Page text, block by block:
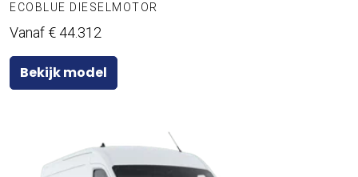
ECOBLUE DIESELMOTOR
Vanaf € 44.312
Bekijk model